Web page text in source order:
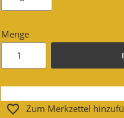
Menge
Zum Merkzettel